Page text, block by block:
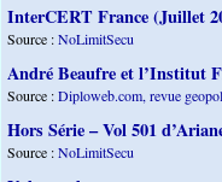
InterCERT France (Juillet
Source :NoLimitSecu
André Beaufre et l’Institut
Source :Diploweb.com, revue
Hors Série – Vol 501
Source :NoLimitSecu